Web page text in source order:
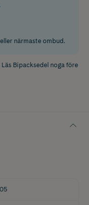
närmaste ombud.
Bipacksedel noga före